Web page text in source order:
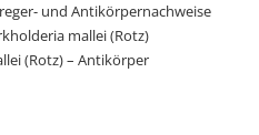
und Antikörpernachweise
mallei (Rotz)
(Rotz) – Antikörper